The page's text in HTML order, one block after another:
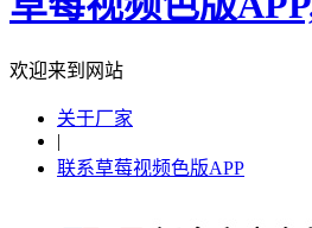
欢迎来到网站
关于厂家
|
联系草莓视频色版APP